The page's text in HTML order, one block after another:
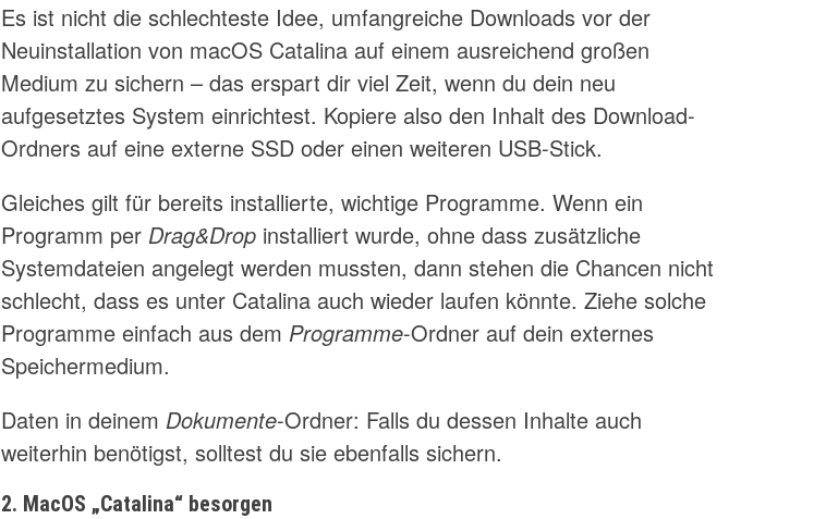
Es ist nicht die schlechteste Idee, umfangreiche Downloads vor der
Neuinstallation von macOS Catalina auf einem ausreichend großen
Medium zu sichern – das erspart dir viel Zeit, wenn du dein neu
aufgesetztes System einrichtest. Kopiere also den Inhalt des Download-
Ordners auf eine externe SSD oder einen weiteren USB-Stick.
Gleiches gilt für bereits installierte, wichtige Programme. Wenn ein
Programm perDrag&Drop installiert wurde, ohne dass zusätzliche
Systemdateien angelegt werden mussten, dann stehen die Chancen nicht
schlecht, dass es unter Catalina auch wieder laufen könnte. Ziehe solche
Programme einfach aus dem Programme-Ordner auf dein externes
Speichermedium.
Daten in deinemDokumente-Ordner: Falls du dessen Inhalte auch
weiterhin benötigst, solltest du sie ebenfalls sichern.
2. MacOS „Catalina“ besorgen